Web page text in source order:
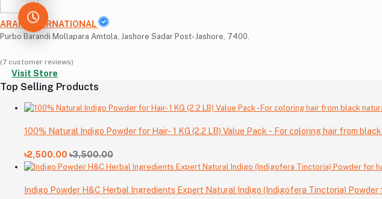
ARAF INTERNATIONAL
Purbo Barandi Mollapara Amtola, Jashore Sadar Post- Jashore, 7400.
(7 customer reviews)
Visit Store
Top Selling Products
100% Natural Indigo Powder for Hair- 1 KG (2.2 LB) Value Pack - For coloring hair from
৳2,500.00 ৳3,500.00
Indigo Powder H&C Herbal Ingredients Expert Natural Indigo (Indigofera Tinctoria) Powder